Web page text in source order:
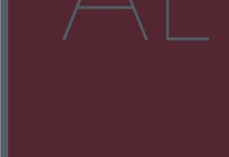
Więcej